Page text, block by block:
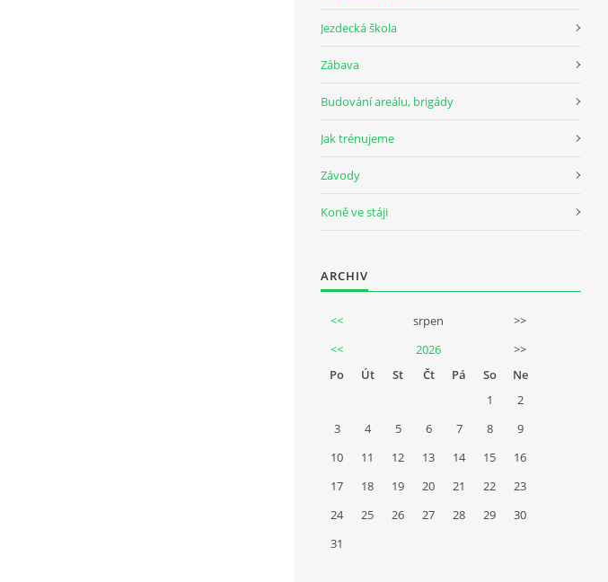
Jezdecká škola
Zábava
Budování areálu, brigády
Jak trénujeme
Závody
Koně ve stáji
ARCHIV
<< srpen
>>
<<
2026
>>
Po
Út St Čt Pá So
Ne
1
2
3
4 5 6 7 8
9
10
11 12 13 14 15
16
17
18 19 20 21 22
23
24
25 26 27 28 29
30
31